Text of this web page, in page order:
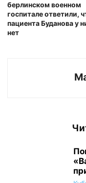
берлинском военном
госпитале ответили,
пациента Буданова у
нет